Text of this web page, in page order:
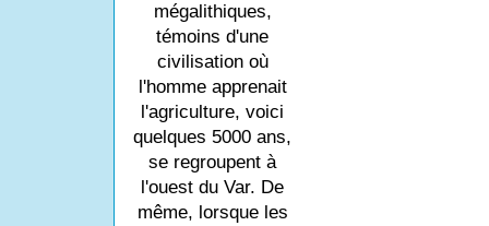
mégalithiques,
témoins d'une
civilisation où
l'homme apprenait
l'agriculture, voici
quelques 5000 ans,
se regroupent à
l'ouest du Var. De
même, lorsque les